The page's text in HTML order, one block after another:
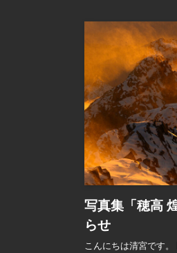
写真集「穂高
らせ
こんにちは清宮です